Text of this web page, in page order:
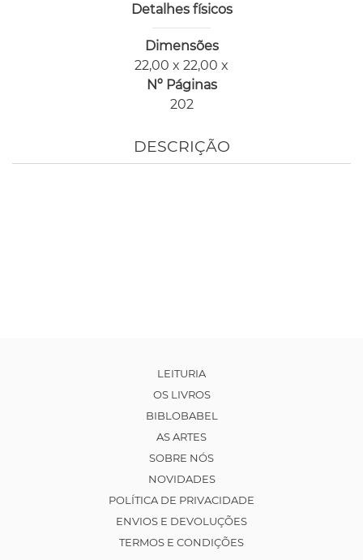
Detalhes físicos
Dimensões
22,00 x 22,00 x
Nº Páginas
202
DESCRIÇÃO
LEITURIA
OS LIVROS
BIBLOBABEL
AS ARTES
SOBRE NÓS
NOVIDADES
POLÍTICA DE PRIVACIDADE
ENVIOS E DEVOLUÇÕES
TERMOS E CONDIÇÕES